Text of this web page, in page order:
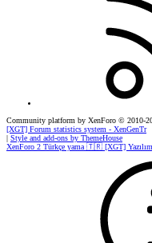
Community platform by XenForo © 2010-
[XGT] Forum statistics system - XenGenTr
| Style and add-ons by ThemeHouse
XenForo 2 Türkçe yama 🇹🇷 [XGT]